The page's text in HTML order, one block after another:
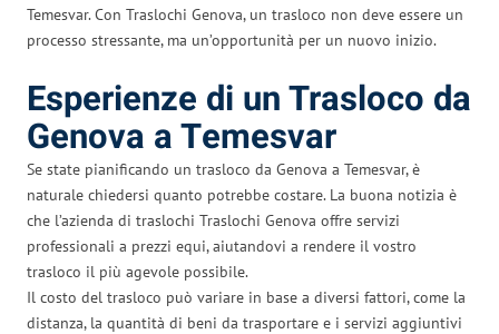
Temesvar. Con Traslochi Genova, un trasloco non deve essere un
processo stressante, ma un’opportunità per un nuovo inizio.
Esperienze di un Trasloco da
Genova a Temesvar
Se state pianificando un trasloco da Genova a Temesvar, è
naturale chiedersi quanto potrebbe costare. La buona notizia è
che l’azienda di traslochi Traslochi Genova offre servizi
professionali a prezzi equi, aiutandovi a rendere il vostro
trasloco il più agevole possibile.
Il costo del trasloco può variare in base a diversi fattori, come la
distanza, la quantità di beni da trasportare e i servizi aggiuntivi